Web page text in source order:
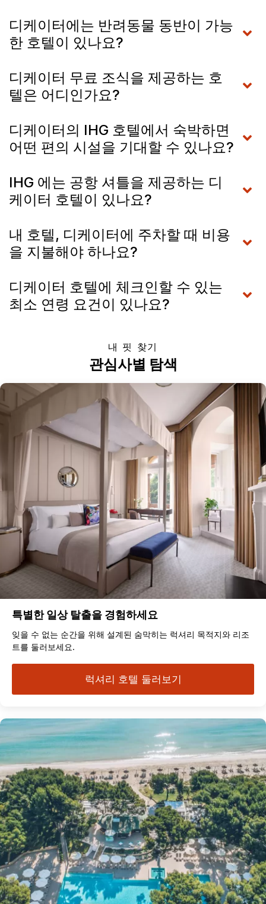
디케이터에는 반려동물 동반이 가능
한 호텔이 있나요?
디케이터 무료 조식을 제공하는 호
텔은 어디인가요?
디케이터의 IHG 호텔에서 숙박하면
어떤 편의 시설을 기대할 수 있나요?
IHG 에는 공항 셔틀을 제공하는 디
케이터 호텔이 있나요?
내 호텔, 디케이터에 주차할 때 비용
을 지불해야 하나요?
디케이터 호텔에 체크인할 수 있는
최소 연령 요건이 있나요?
내 핏 찾기
관심사별 탐색
특별한 일상 탈출을 경험하세요
잊을 수 없는 순간을 위해 설계된 숨막히는 럭셔리 목적지와 리조
트를 둘러보세요.
럭셔리 호텔 둘러보기